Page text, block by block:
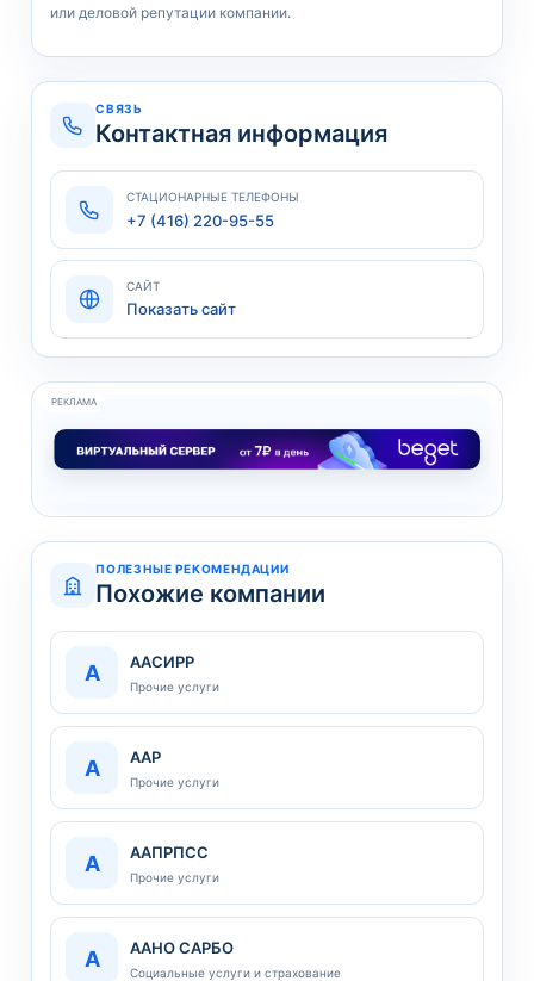
или деловой репутации компании.
СВЯЗЬ
Контактная информация
СТАЦИОНАРНЫЕ ТЕЛЕФОНЫ
+7 (416) 220-95-55
САЙТ
Показать сайт
РЕКЛАМА
ПОЛЕЗНЫЕ РЕКОМЕНДАЦИИ
Похожие компании
А ААСИРР
Прочие услуги
А ААР
Прочие услуги
А ААПРПСС
Прочие услуги
А ААНО САРБО
Социальные услуги и страхование